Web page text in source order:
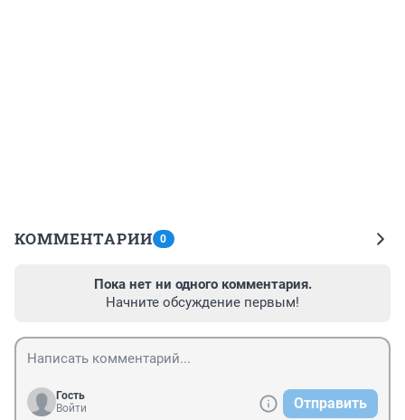
КОММЕНТАРИИ 0
Пока нет ни одного комментария.
Начните обсуждение первым!
Гость
Войти
Отправить